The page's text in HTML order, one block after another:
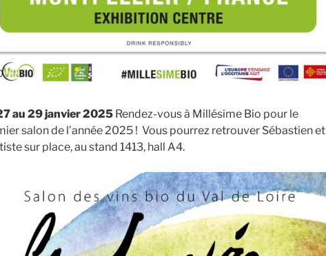
au 29 janvier 2025 Rendez-vous à Millésime Bio pour le
salon de l’année 2025 ! Vous pourrez retrouver Sébastien et
sur place, au stand 1413, hall A4.